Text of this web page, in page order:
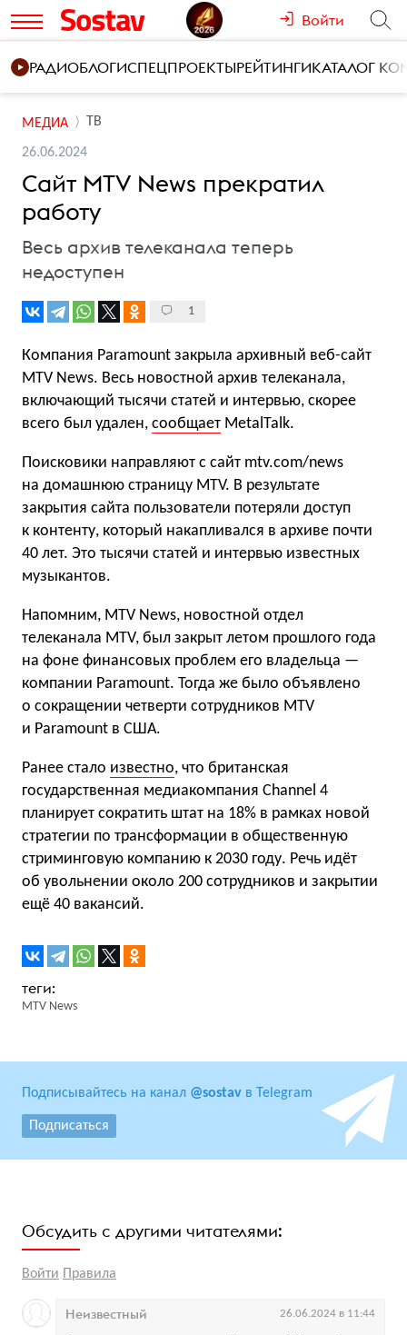
Войти
РАДИОБЛОГИСПЕЦПРОЕКТЫРЕЙТИНГИКАТАЛОГ
МЕДИА ТВ
26.06.2024
Сайт MTV News прекратил
работу
Весь архив телеканала теперь
недоступен
1
Компания Paramount закрыла архивный веб-сайт
MTV News. Весь новостной архив телеканала,
включающий тысячи статей и интервью, скорее
всего был удален, сообщает MetalTalk.
Поисковики направляют с сайт mtv.com/news
на домашнюю страницу MTV. В результате
закрытия сайта пользователи потеряли доступ
к контенту, который накапливался в архиве почти
40 лет. Это тысячи статей и интервью известных
музыкантов.
Напомним, MTV News, новостной отдел
телеканала MTV, был закрыт летом прошлого года
на фоне финансовых проблем его владельца —
компании Paramount. Тогда же было объявлено
о сокращении четверти сотрудников MTV
и Paramount в США.
Ранее стало известно, что британская
государственная медиакомпания Channel 4
планирует сократить штат на 18% в рамках новой
стратегии по трансформации в общественную
стриминговую компанию к 2030 году. Речь идёт
об увольнении около 200 сотрудников и закрытии
ещё 40 вакансий.
MTV News
Подписывайтесь на канал @sostav в Telegram
Подписаться
Обсудить с другими читателями:
Войти Правила
Неизвестный 26.06.2024 в 11:44